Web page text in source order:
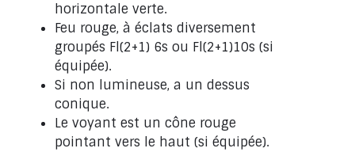
horizontale verte.
Feu rouge, à éclats diversement
groupés Fl(2+1) 6s ou Fl(2+1)10s (si
équipée).
Si non lumineuse, a un dessus
conique.
Le voyant est un cône rouge
pointant vers le haut (si équipée).